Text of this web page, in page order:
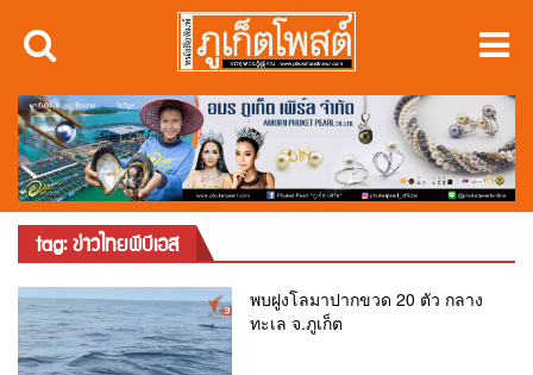
tag: ข่าวไทยพีบีเอส
พบฝูงโลมาปากขวด 20 ตัว กลาง
ทะเล จ.ภูเก็ต